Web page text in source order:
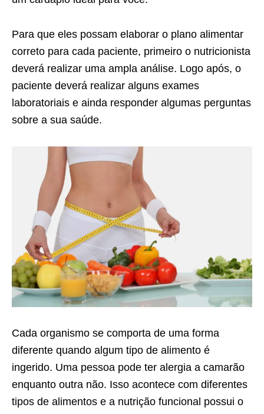
Para que eles possam elaborar o plano alimentar
correto para cada paciente, primeiro o nutricionista
deverá realizar uma ampla análise. Logo após, o
paciente deverá realizar alguns exames
laboratoriais e ainda responder algumas perguntas
sobre a sua saúde.
Cada organismo se comporta de uma forma
diferente quando algum tipo de alimento é
ingerido. Uma pessoa pode ter alergia a camarão
enquanto outra não. Isso acontece com diferentes
tipos de alimentos e a nutrição funcional possui o